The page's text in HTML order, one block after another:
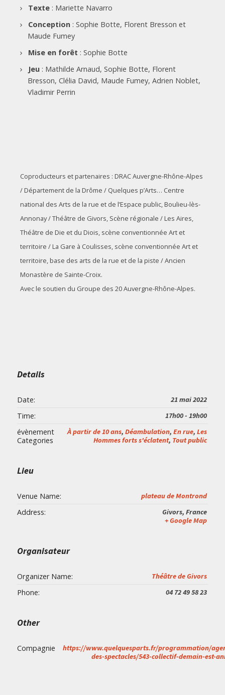
Texte: Mariette Navarro
Conception: Sophie Botte, Florent Bresson et
Maude Fumey
Mise en forêt : Sophie Botte
Jeu: Mathilde Arnaud, Sophie Botte, Florent
Bresson, Clélia David, Maude Fumey, Adrien Noblet,
Vladimir Perrin
Coproducteurs et partenaires : DRAC Auvergne-Rhône-Alpes
/ Département de la Drôme / Quelques p’Arts… Centre
national des Arts de la rue et de l’Espace public, Boulieu-lès-
Annonay / Théâtre de Givors, Scène régionale / Les Aires,
Théâtre de Die et du Diois, scène conventionnée Art et
territoire / La Gare à Coulisses, scène conventionnée Art et
territoire, base des arts de la rue et de la piste / Ancien
Monastère de Sainte-Croix.
Avec le soutien du Groupe des 20 Auvergne-Rhône-Alpes.
Details
Date: 21 mai 2022
Time: 17h00 - 19h00
évènement
Categories
À partir de 10 ans, Déambulation, En rue, Les
Hommes forts s'éclatent, Tout public
Lieu
Venue Name: plateau de Montrond
Address: Givors, France
+ Google Map
Organisateur
Organizer Name: Théâtre de Givors
Phone: 04 72 49 58 23
Other
Compagnie
https://www.quelquesparts.fr/programmation/
des-spectacles/543-collectif-demain-est-